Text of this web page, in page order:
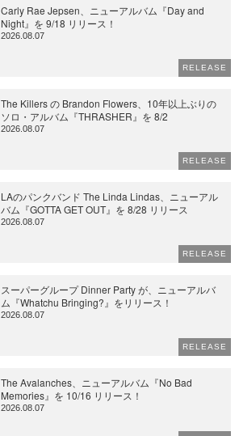
Carly Rae Jepsen、ニューアルバム『Day and
Night』を 9/18 リリース！
2026.08.07
RELEASE
The Killers の Brandon Flowers、10年以上ぶりの
ソロ・アルバム『THRASHER』を 8/2
2026.08.07
RELEASE
LAのパンクバンド The Linda Lindas、ニューアル
バム『GOTTA GET OUT』を 8/28 リリース
2026.08.07
RELEASE
スーパーグループ Dinner Party が、ニューアルバ
ム『Whatchu Bringing?』をリリース！
2026.08.07
RELEASE
The Avalanches、ニューアルバム『No Bad
Memories』を 10/16 リリース！
2026.08.07